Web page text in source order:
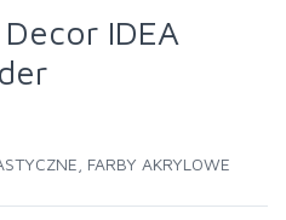
IDEA
FARBY AKRYLOWE